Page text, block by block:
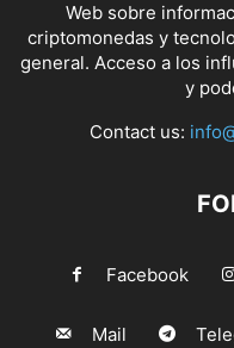
Web sobre
criptomonedas y
general. Acceso a los
y
Contact us:
Facebook
Mail